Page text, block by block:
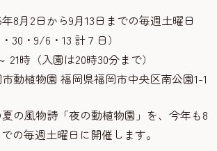
年8月2日から9月13日までの毎週土曜日
30・9/6・13 計７日）
21時（入園は20時30分まで）
市動植物園 福岡県福岡市中央区南公園1-1
の風物詩「夜の動植物園」を、今年も8
の毎週土曜日に開催します。